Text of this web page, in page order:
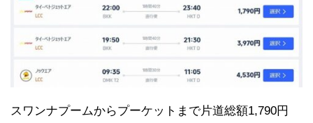
スワンナプームからプーケットまで片道総額1,790円